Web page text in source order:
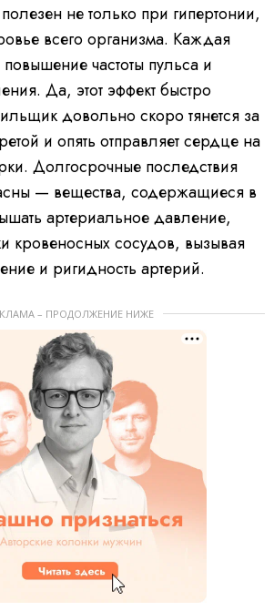
не только при гипертонии,
всего организма. Каждая
повышение частоты пульса и
Да, этот эффект быстро
довольно скоро тянется за
и опять отправляет сердце на
Долгосрочные последствия
— вещества, содержащиеся в
артериальное давление,
кровеносных сосудов, вызывая
и ригидность артерий.
– ПРОДОЛЖЕНИЕ НИЖЕ